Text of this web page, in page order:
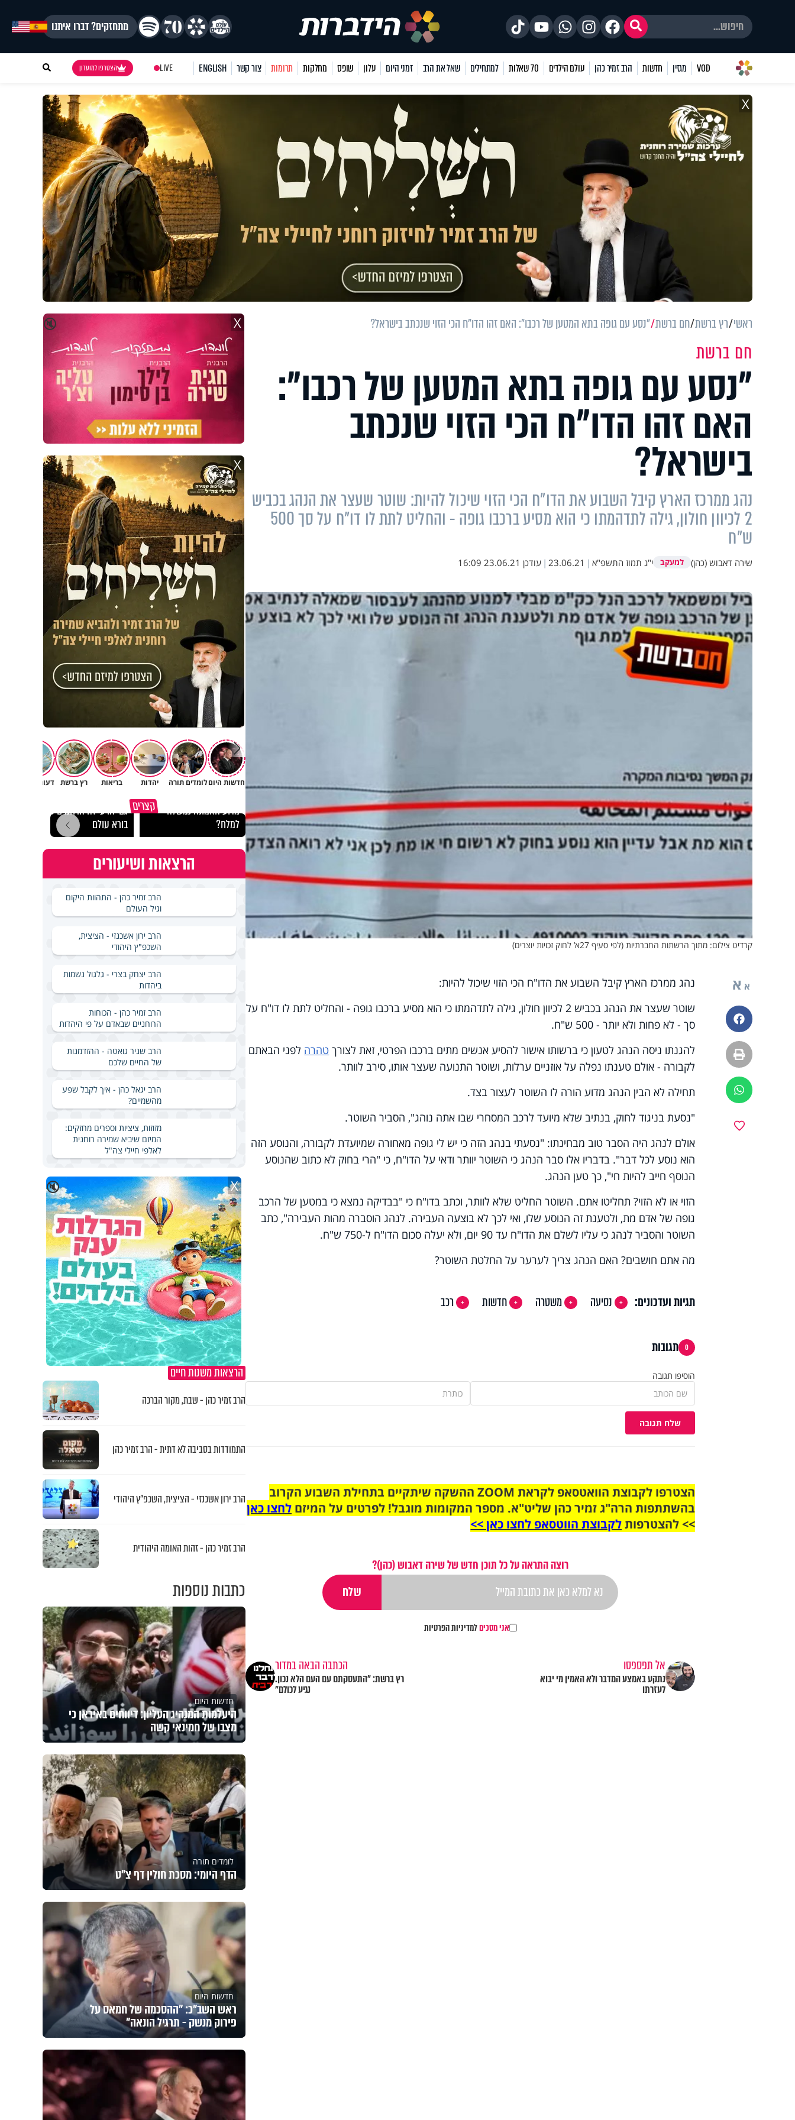
מתחזקים? דברו איתנו
VOD מגזין חדשות הרב זמיר כהן עולם הילדים 70 שאלות למתחילים שאל את הרב זמני היום עלון שופס מחלקות תרומות צור קשר ENGLISH
LIVE הצטרפו למועדון
X
ראשי רץ ברשת חם ברשת "נסע עם גופה בתא המטען של רכבו": האם זהו הדו"ח הכי הזוי שנכתב בישראל?
חם ברשת
"נסע עם גופה בתא המטען של רכבו":
האם זהו הדו"ח הכי הזוי שנכתב
בישראל?
נהג ממרכז הארץ קיבל השבוע את הדו"ח הכי הזוי שיכול להיות: שוטר שעצר את הנהג בכביש
2 לכיוון חולון, גילה לתדהמתו כי הוא מסיע ברכבו גופה - והחליט לתת לו דו"ח על סך 500
ש"ח
שירה דאבוש (כהן) למעקב י"ג תמוז התשפ"א |
23.06.21
| עודכן 23.06.21 16:09
קרדיט צילום: מתוך הרשתות החברתיות (לפי סעיף 27א’ לחוק זכויות יוצרים)
א א
פייסבוק
הדפסה
ווטסאפ
נהג ממרכז הארץ קיבל השבוע את הדו"ח הכי הזוי שיכול להיות:
שוטר שעצר את הנהג בכביש 2 לכיוון חולון, גילה לתדהמתו כי הוא מסיע ברכבו גופה - והחליט לתת לו דו"ח על
סך - לא פחות ולא יותר - 500 ש"ח.
להגנתו ניסה הנהג לטעון כי ברשותו אישור להסיע אנשים מתים ברכבו הפרטי, זאת לצורך טהרה לפני הבאתם
לקבורה - אולם טענתו נפלה על אוזניים ערלות, ושוטר התנועה שעצר אותו, סירב לוותר.
תחילה לא הבין הנהג מדוע הורה לו השוטר לעצור בצד.
"נסעת בניגוד לחוק, בנתיב שלא מיועד לרכב המסחרי שבו אתה נוהג", הסביר השוטר.
אולם לנהג היה הסבר טוב מבחינתו: "נסעתי בנהג הזה כי יש לי גופה מאחורה שמיועדת לקבורה, והנוסע הזה
הוא נוסע לכל דבר". בדבריו אלו סבר הנהג כי השוטר יוותר ודאי על הדו"ח, כי "הרי בחוק לא כתוב שהנוסע
הנוסף חייב להיות חי", כך טען הנהג.
הזוי או לא הזוי? תחליטו אתם. השוטר החליט שלא לוותר, וכתב בדו"ח כי "בבדיקה נמצא כי במטען של הרכב
גופה של אדם מת, ולטענת זה הנוסע שלו, ואי לכך לא בוצעה העבירה. לנהג הוסברה מהות העבירה", כתב
השוטר והסביר לנהג כי עליו לשלם את הדו"ח עד 90 יום, ולא יעלה סכום הדו"ח ל-750 ש"ח.
מה אתם חושבים? האם הנהג צריך לערער על החלטת השוטר?
תגיות ועדכונים: נסיעה משטרה חדשות רכב
0 תגובות
הוסיפו תגובה
שלח תגובה
הצטרפו לקבוצת הוואטסאפ לקראת ZOOM ההשקה שיתקיים בתחילת השבוע הקרוב
בהשתתפות הרה"ג זמיר כהן שליט"א. מספר המקומות מוגבל! לפרטים על המיזם לחצו כאן
>> להצטרפותלקבוצת הווטסאפ לחצו כאן >>
רוצה התראה על כל תוכן חדש של שירה דאבוש (כהן)?
אני מסכיםלמדיניות הפרטיות
אל תפספסו
נתקע באמצע המדבר ולא האמין מי יבוא
לעזרתו
הכתבה הבאה במדור
רץ ברשת: "התעסקתם עם העם הלא נכון.
נגיע לכולם"
🔇 X
X
חדשות היוםלומדים תורה יהדות בריאות רץ ברשת דעות וטורים
קצרים
מדוע האמונה נמשלה
למלח?
גם ׳הרע׳ זה הרחמים של
בורא עולם
הרצאות ושיעורים
הרב זמיר כהן - התהוות היקום
וגיל העולם
הרב ירון אשכנזי - הציצית,
השכפ"ץ היהודי
הרב יצחק בצרי - גלגול נשמות
ביהדות
הרב זמיר כהן - הכוחות
הרוחניים שבאדם על פי היהדות
הרב שניר גואטה - ההזדמנות
של החיים שלכם
הרב יגאל כהן - איך לקבל שפע
מהשמיים?
מזוזות, ציציות וספרים מחזקים:
המיזם שיביא שמירה רוחנית
לאלפי חיילי צה"ל
🔇 X
הרצאות משנות חיים
הרב זמיר כהן - שבת, מקור הברכה
התמודדות בסביבה לא דתית - הרב זמיר כהן
הרב ירון אשכנזי - הציצית, השכפ"ץ היהודי
הרב זמיר כהן - זהות האומה היהודית
כתבות נוספות
חדשות היום
היעלמות המנהיג העליון: דיווחים באיראן כי
מצבו של חמינאי קשה
לומדים תורה
הדף היומי: מסכת חולין דף צ"ט
חדשות היום
ראש השב"כ: "ההסכמה של חמאס על
פירוק מנשק - תרגיל הונאה"